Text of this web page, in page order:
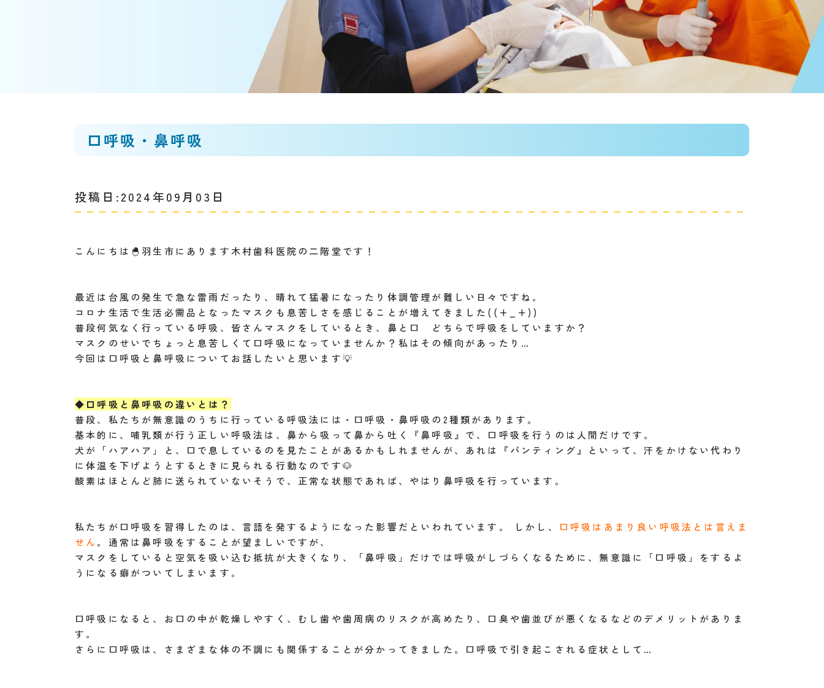
口呼吸・鼻呼吸
投稿日:2024年09月03日
こんにちは🐣羽生市にあります木村歯科医院の二階堂です！
最近は台風の発生で急な雷雨だったり、晴れて猛暑になったり体調管理が難しい日々ですね。
コロナ生活で生活必需品となったマスクも息苦しさを感じることが増えてきました((+_+))
普段何気なく行っている呼吸、皆さんマスクをしているとき、鼻と口 どちらで呼吸をしていますか？
マスクのせいでちょっと息苦しくて口呼吸になっていませんか？私はその傾向があったり…
今回は口呼吸と鼻呼吸についてお話したいと思います💡
◆口呼吸と鼻呼吸の違いとは？
普段、私たちが無意識のうちに行っている呼吸法には・口呼吸・鼻呼吸の2種類があります。
基本的に、哺乳類が行う正しい呼吸法は、鼻から吸って鼻から吐く『鼻呼吸』で、口呼吸を行うのは人間だけです。
犬が「ハアハア」と、口で息しているのを見たことがあるかもしれませんが、あれは『パンティング』といって、汗をかけない代わり
に体温を下げようとするときに見られる行動なのです🐶
酸素はほとんど肺に送られていないそうで、正常な状態であれば、やはり鼻呼吸を行っています。
私たちが口呼吸を習得したのは、言語を発するようになった影響だといわれています。 しかし、
口呼吸はあまり良い呼吸法とは言えま
せん 。通常は鼻呼吸をすることが望ましいですが、
マスクをしていると空気を吸い込む抵抗が大きくなり、「鼻呼吸」だけでは呼吸がしづらくなるために、無意識に「口呼吸」をするよ
うになる癖がついてしまいます。
口呼吸になると、お口の中が乾燥しやすく、むし歯や歯周病のリスクが高めたり、口臭や歯並びが悪くなるなどのデメリットがありま
す。
さらに口呼吸は、さまざまな体の不調にも関係することが分かってきました。口呼吸で引き起こされる症状として…